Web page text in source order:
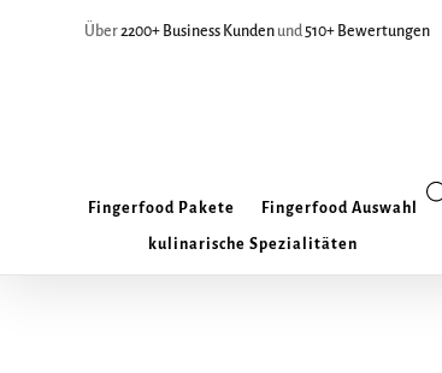
Über2200+ Business Kunden und510+ Bewertungen
Fingerfood Pakete Fingerfood Auswahl
kulinarische Spezialitäten